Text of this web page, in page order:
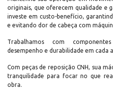
originais, que oferecem qualidade e
investe em custo-benefício,
e evitando dor de cabeça com
Trabalhamos com
desempenho e durabilidade em cada
Com peças de reposição CNH, sua
tranquilidade para focar no que
obra.